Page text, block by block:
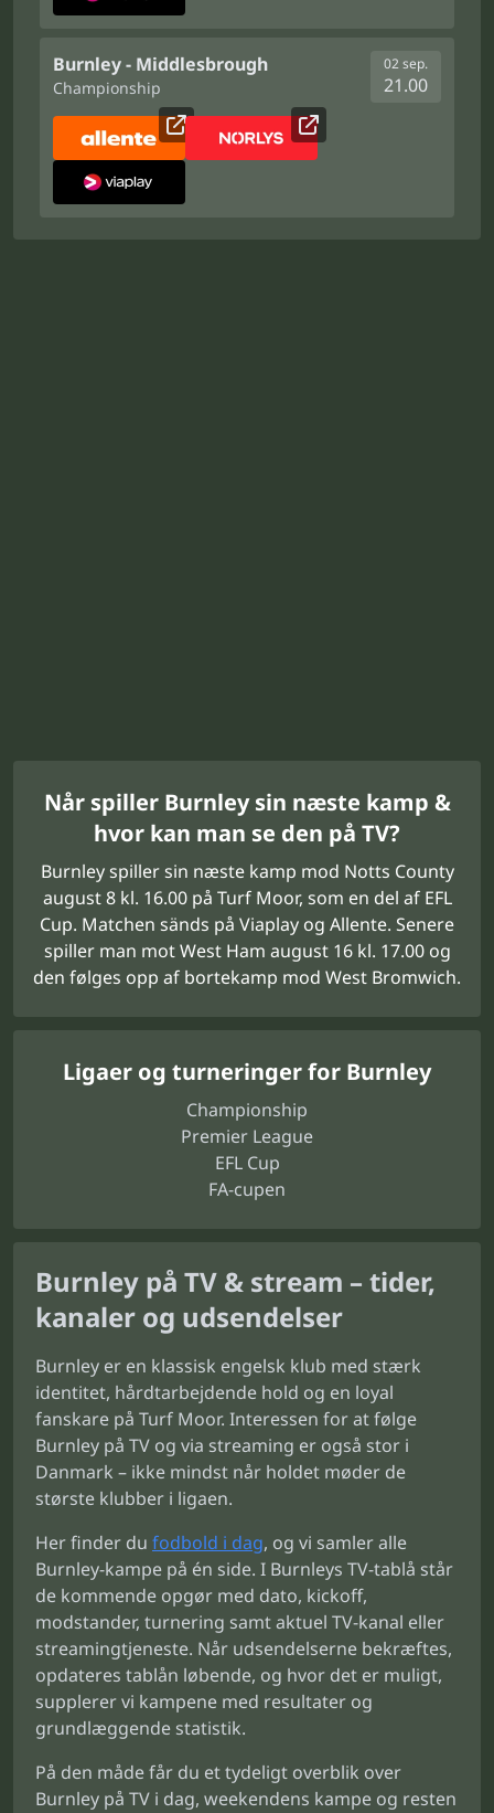
Burnley - Middlesbrough
Championship
02 sep.
21.00
Når spiller Burnley sin næste kamp &
hvor kan man se den på TV?
Burnley spiller sin næste kamp mod Notts County
august 8 kl. 16.00 på Turf Moor, som en del af EFL
Cup. Matchen sänds på Viaplay og Allente. Senere
spiller man mot West Ham august 16 kl. 17.00 og
den følges opp af bortekamp mod West Bromwich.
Ligaer og turneringer for Burnley
Championship
Premier League
EFL Cup
FA-cupen
Burnley på TV & stream – tider,
kanaler og udsendelser
Burnley er en klassisk engelsk klub med stærk
identitet, hårdtarbejdende hold og en loyal
fanskare på Turf Moor. Interessen for at følge
Burnley på TV og via streaming er også stor i
Danmark – ikke mindst når holdet møder de
største klubber i ligaen.
Her finder du fodbold i dag, og vi samler alle
Burnley-kampe på én side. I Burnleys TV-tablå står
de kommende opgør med dato, kickoff,
modstander, turnering samt aktuel TV-kanal eller
streamingtjeneste. Når udsendelserne bekræftes,
opdateres tablån løbende, og hvor det er muligt,
supplerer vi kampene med resultater og
grundlæggende statistik.
På den måde får du et tydeligt overblik over
Burnley på TV i dag, weekendens kampe og resten